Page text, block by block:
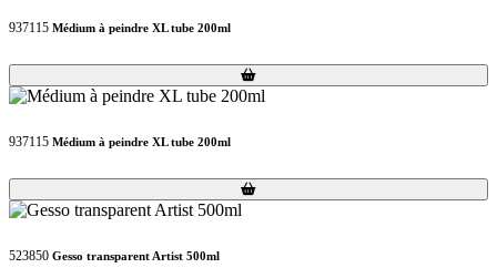
937115 Médium à peindre XL tube 200ml
Loading...
Loading...
937115 Médium à peindre XL tube 200ml
Loading...
Loading...
523850 Gesso transparent Artist 500ml